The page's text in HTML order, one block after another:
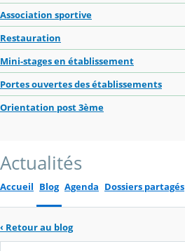
Association sportive
Restauration
Mini-stages en établissement
Portes ouvertes des établissements
Orientation post 3ème
Actualités
Accueil Blog Agenda Dossiers partagés
‹ Retour au blog